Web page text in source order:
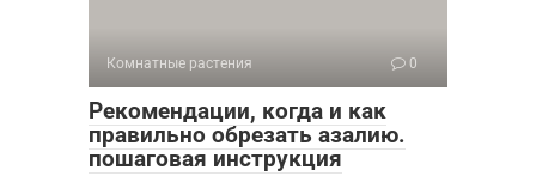
Комнатные растения 0
Рекомендации, когда и как
правильно обрезать азалию.
пошаговая инструкция